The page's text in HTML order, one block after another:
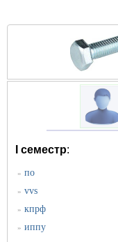
I семестр:
» по
» vvs
» кпрф
» иппу